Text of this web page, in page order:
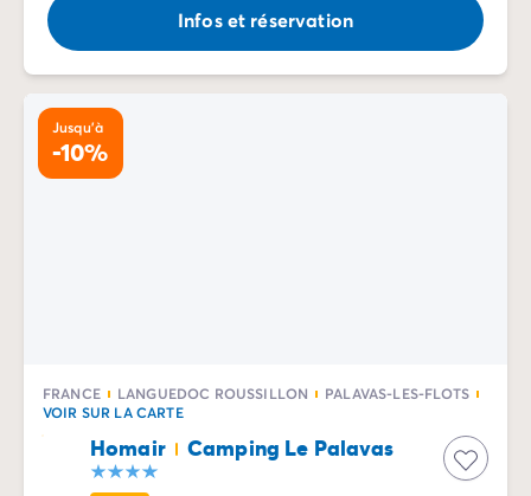
Infos et réservation
Jusqu'à
-10%
FRANCE LANGUEDOC ROUSSILLON
PALAVAS-LES-FLOTS
VOIR SUR LA CARTE
Homair Camping Le Palavas